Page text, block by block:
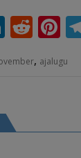
Li
k
dI
n
R
d
Pi
te
st
, ajalugu